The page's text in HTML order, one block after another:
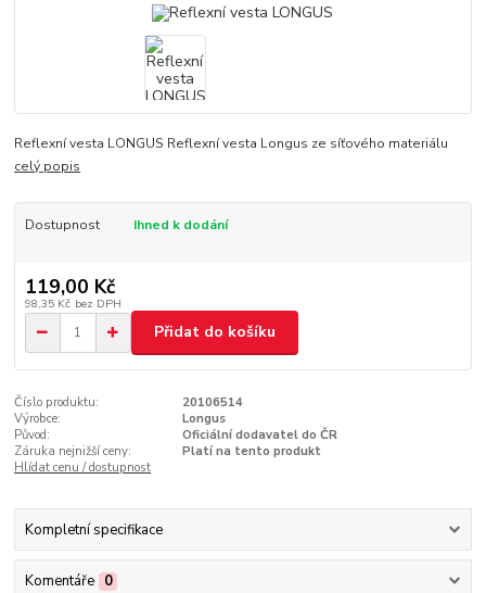
Reflexní vesta LONGUS Reflexní vesta Longus ze síťového materiálu
celý popis
Dostupnost Ihned k dodání
119,00 Kč
98,35 Kč bez DPH
Přidat do košíku
Číslo produktu:
20106514
Výrobce:
Longus
Původ:
Oficiální dodavatel do ČR
Záruka nejnižší ceny:
Platí na tento produkt
Hlídat cenu / dostupnost
Kompletní specifikace
Komentáře 0